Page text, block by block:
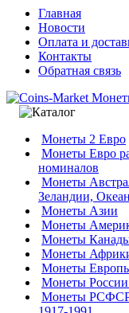
Главная
Новости
Оплата и
Контакты
Обратная связь
Монеты 2 Евро
Монеты Евро
номиналов
Монеты
Зеландии,
Монеты Азии
Монеты
Монеты
Монеты
Монеты
Монеты России
Монеты